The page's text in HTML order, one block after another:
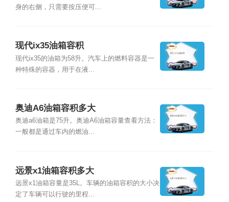
身的右侧，只需要按压便可...
现代ix35油箱容积
现代ix35的油箱为58升。汽车上的燃料容器是一
种特殊的容器，用于在液...
奥迪A6油箱容积多大
奥迪a6油箱是75升。奥迪A6油箱容量查看方法：
一般都是通过车内的燃油...
远景x1油箱容积多大
远景x1油箱容量是35L。车辆的油箱容积的大小决
定了车辆可以行驶的里程...